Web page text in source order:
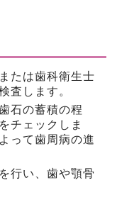
たは歯科衛生士
査します。
石の蓄積の程
チェックしま
って歯周病の進
行い、歯や顎骨